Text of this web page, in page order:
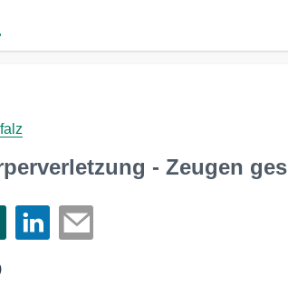
- Zeugen